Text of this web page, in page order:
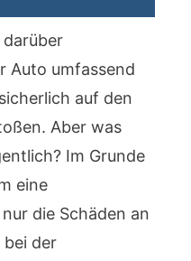
darüber
Auto umfassend
auf den
Aber was
Im Grunde
eine
die Schäden an
der